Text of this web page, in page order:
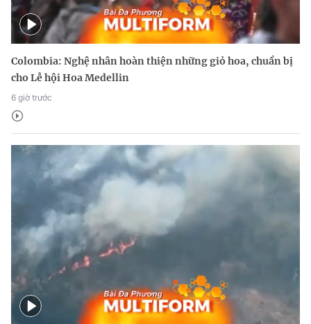
Colombia: Nghệ nhân hoàn thiện những giỏ hoa, chuẩn bị
cho Lễ hội Hoa Medellin
6 giờ trước